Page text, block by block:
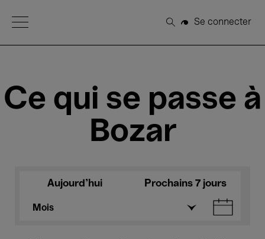
Open Menu
Rechercher
Se connecter
Ce qui se passe à
Bozar
Aujourd'hui Prochains 7 jours
Mois